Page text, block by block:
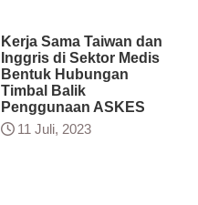
Kerja Sama Taiwan dan
Inggris di Sektor Medis
Bentuk Hubungan
Timbal Balik
Penggunaan ASKES
11 Juli, 2023